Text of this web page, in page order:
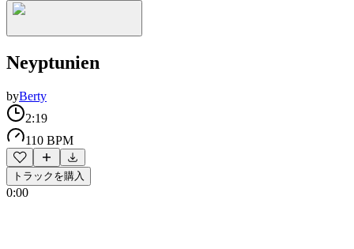
Neyptunien
byBerty
2:19
110 BPM
トラックを購入
0:00